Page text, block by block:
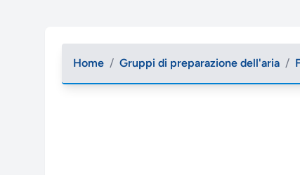
Home / Gruppi di preparazione dell'aria /